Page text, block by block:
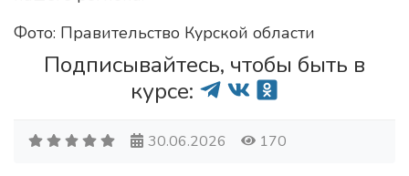
Фото: Правительство Курской области
Подписывайтесь, чтобы быть в
курсе:
30.06.2026 170